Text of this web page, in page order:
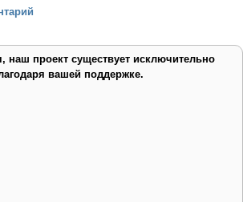
наш проект существует исключительно
вашей поддержке.